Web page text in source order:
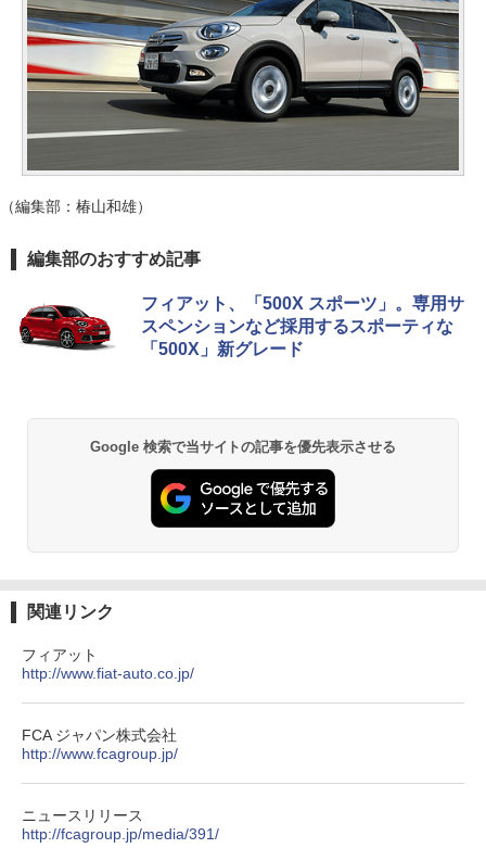
（編集部：椿山和雄）
編集部のおすすめ記事
フィアット、「500X スポーツ」。専用サ
スペンションなど採用するスポーティな
「500X」新グレード
Google 検索で当サイトの記事を優先表示させる
関連リンク
フィアット
http://www.fiat-auto.co.jp/
FCA ジャパン株式会社
http://www.fcagroup.jp/
ニュースリリース
http://fcagroup.jp/media/391/